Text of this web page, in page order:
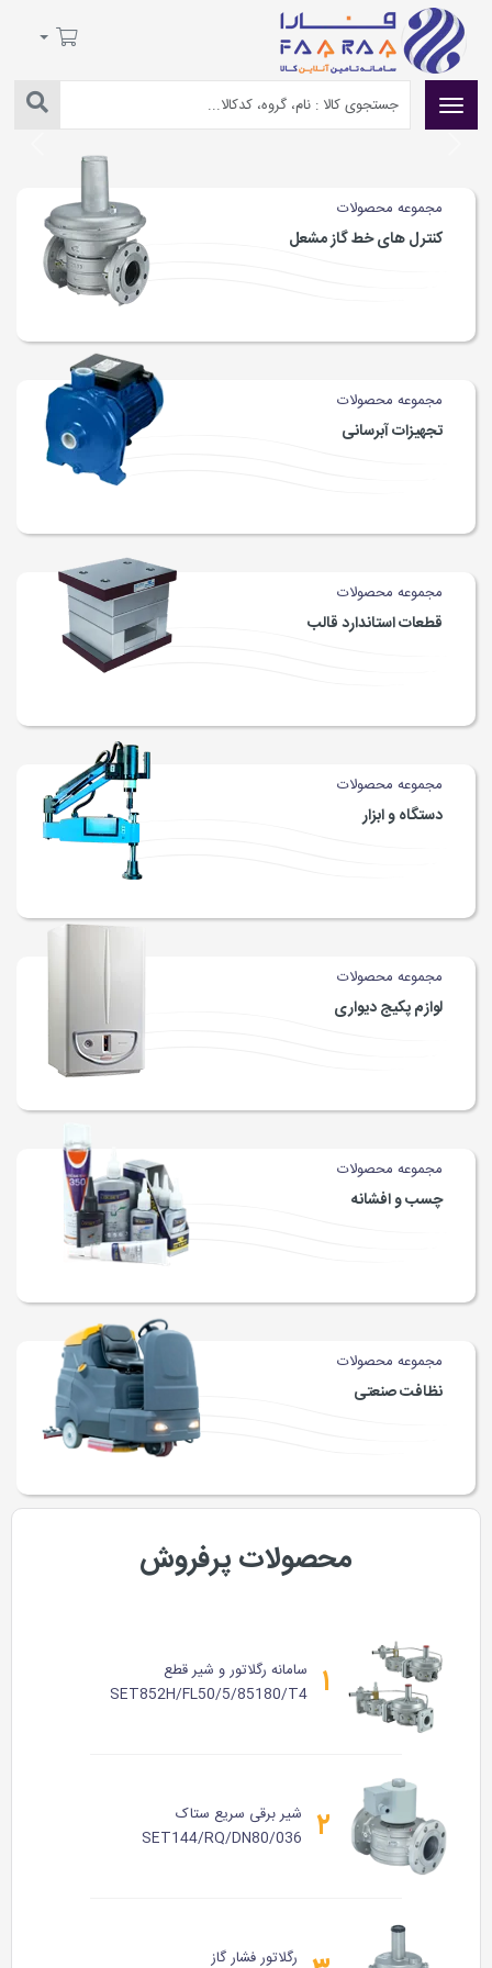
مجموعه محصولات
کنترل های خط گاز مشعل
مجموعه محصولات
تجهیزات آبرسانی
مجموعه محصولات
قطعات استاندارد قالب
مجموعه محصولات
دستگاه و ابزار
مجموعه محصولات
لوازم پکیج دیواری
مجموعه محصولات
چسب و افشانه
مجموعه محصولات
نظافت صنعتی
محصولات پرفروش
۱
سامانه رگلاتور و شیر قطع
SET852H/FL50/5/85180/T4
۲
شیر برقی سریع ستاک
SET144/RQ/DN80/036
رگلاتور فشار گاز